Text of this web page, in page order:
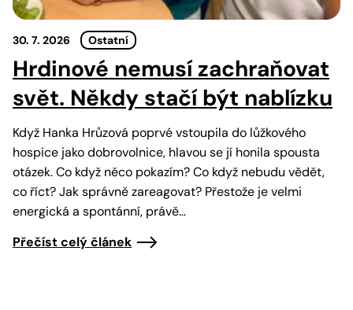
30. 7. 2026 Ostatní
Hrdinové nemusí zachraňovat
svět. Někdy stačí být nablízku
Když Hanka Hrůzová poprvé vstoupila do lůžkového
hospice jako dobrovolnice, hlavou se jí honila spousta
otázek. Co když něco pokazím? Co když nebudu vědět,
co říct? Jak správně zareagovat? Přestože je velmi
energická a spontánní, právě…
Přečíst celý článek